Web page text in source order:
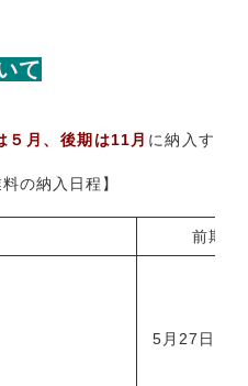
て
５月、後期は11月 に納入す
の納入日程】
前期
5月27日（